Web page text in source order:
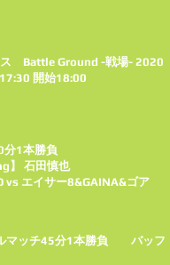
Battle Ground -戦場- 2020
開始18:00
分1本勝負
】 石田慎也
vs エイサー8&GAINA&ゴア
マッチ45分1本勝負 バッフ